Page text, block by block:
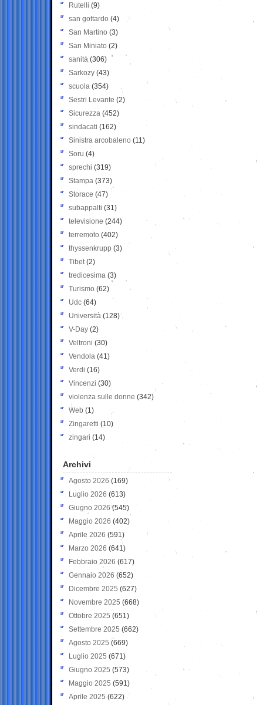
Rutelli (9)
san gottardo (4)
San Martino (3)
San Miniato (2)
sanità (306)
Sarkozy (43)
scuola (354)
Sestri Levante (2)
Sicurezza (452)
sindacati (162)
Sinistra arcobaleno (11)
Soru (4)
sprechi (319)
Stampa (373)
Storace (47)
subappalti (31)
televisione(244)
terremoto (402)
thyssenkrupp (3)
Tibet(2)
tredicesima (3)
Turismo (62)
Udc (64)
Università (128)
V-Day (2)
Veltroni (30)
Vendola (41)
Verdi (16)
Vincenzi (30)
violenza sulle donne (342)
Web (1)
Zingaretti (10)
zingari (14)
Archivi
Agosto 2026 (169)
Luglio 2026 (613)
Giugno 2026 (545)
Maggio 2026 (402)
Aprile 2026 (591)
Marzo 2026 (641)
Febbraio 2026 (617)
Gennaio 2026 (652)
Dicembre 2025 (627)
Novembre 2025 (668)
Ottobre 2025 (651)
Settembre 2025 (662)
Agosto 2025 (669)
Luglio 2025 (671)
Giugno 2025 (573)
Maggio 2025 (591)
Aprile 2025 (622)